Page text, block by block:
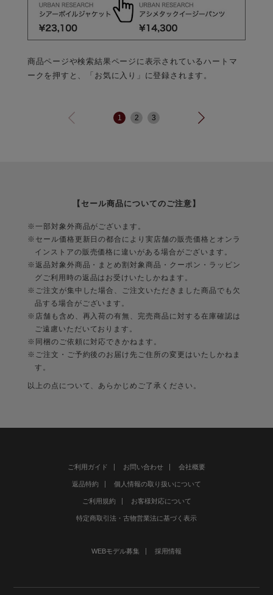
商品ページや検索結果ページに表示されているハートマ
ークを押すと、「お気に入り」に登録されます。
1 2 3
【セール商品についてのご注意】
※一部対象外商品がございます。
※セール価格更新日の都合により実店舗の販売価格とオンラ
インストアの販売価格に違いがある場合がございます。
※返品対象外商品・まとめ割対象商品・クーポン・ラッピン
グご利用時の返品はお受けいたしかねます。
※ご注文が集中した場合、ご注文いただきました商品でも欠
品する場合がございます。
※店舗も含め、再入荷の有無、完売商品に対する在庫確認は
ご遠慮いただいております。
※同梱のご依頼に対応できかねます。
※ご注文・ご予約後のお届け先ご住所の変更はいたしかねま
す。
以上の点について、あらかじめご了承ください。
ご利用ガイド お問い合わせ 会社概要
返品特約 個人情報の取り扱いについて
ご利用規約 お客様対応について
特定商取引法・古物営業法に基づく表示
WEBモデル募集 採用情報